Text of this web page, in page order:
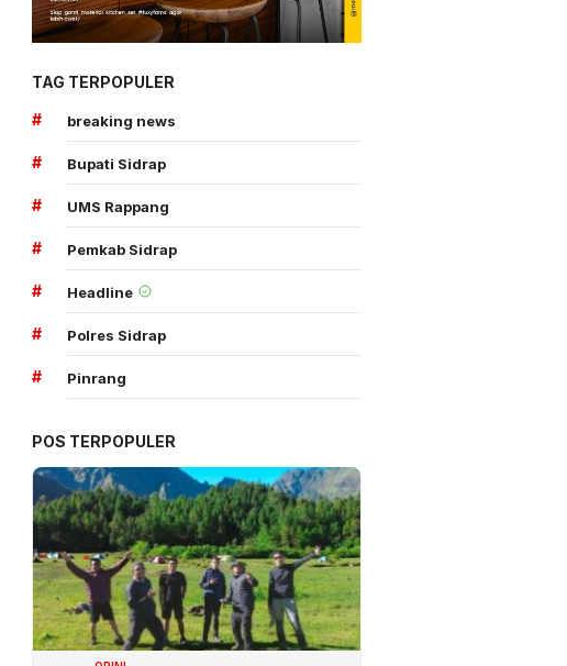
TAG TERPOPULER
#
breaking news
# Bupati Sidrap
# UMS Rappang
# Pemkab Sidrap
# Headline
# Polres Sidrap
# Pinrang
POS TERPOPULER